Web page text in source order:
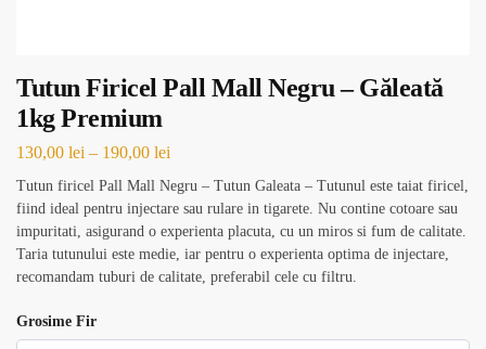
Tutun Firicel Pall Mall Negru – Găleată
1kg Premium
130,00 lei – 190,00 lei
Tutun firicel Pall Mall Negru – Tutun Galeata – Tutunul este taiat firicel,
fiind ideal pentru injectare sau rulare in tigarete. Nu contine cotoare sau
impuritati, asigurand o experienta placuta, cu un miros si fum de calitate.
Taria tutunului este medie, iar pentru o experienta optima de injectare,
recomandam tuburi de calitate, preferabil cele cu filtru.
Grosime Fir